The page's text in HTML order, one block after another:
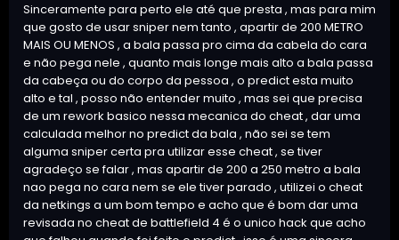
Sinceramente para perto ele até que presta , mas para mim
que gosto de usar sniper nem tanto , apartir de 200 METRO
MAIS OU MENOS , a bala passa pro cima da cabela do cara
e não pega nele , quanto mais longe mais alto a bala passa
da cabeça ou do corpo da pessoa , o predict esta muito
alto e tal , posso não entender muito , mas sei que precisa
de um rework basico nessa mecanica do cheat , dar uma
calculada melhor no predict da bala , não sei se tem
alguma sniper certa pra utilizar esse cheat , se tiver
agradeço se falar , mas apartir de 200 a 250 metro a bala
nao pega no cara nem se ele tiver parado , utilizei o cheat
da netkings a um bom tempo e acho que é bom dar uma
revisada no cheat de battlefield 4 é o unico hack que acho